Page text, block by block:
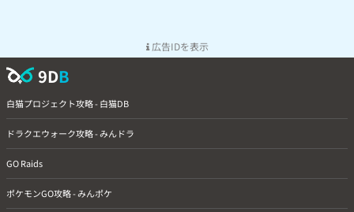
広告IDを表示
9DB
白猫プロジェクト攻略 - 白猫DB
ドラクエウォーク攻略 - みんドラ
GO Raids
ポケモンGO攻略 - みんポケ